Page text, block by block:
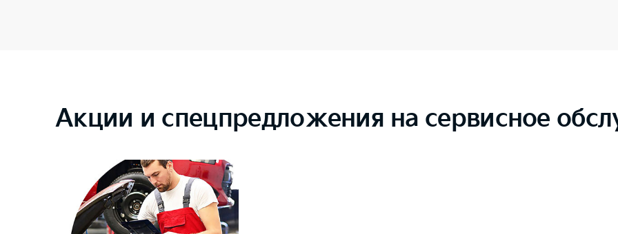
Акции и спецпредложения на сервисное